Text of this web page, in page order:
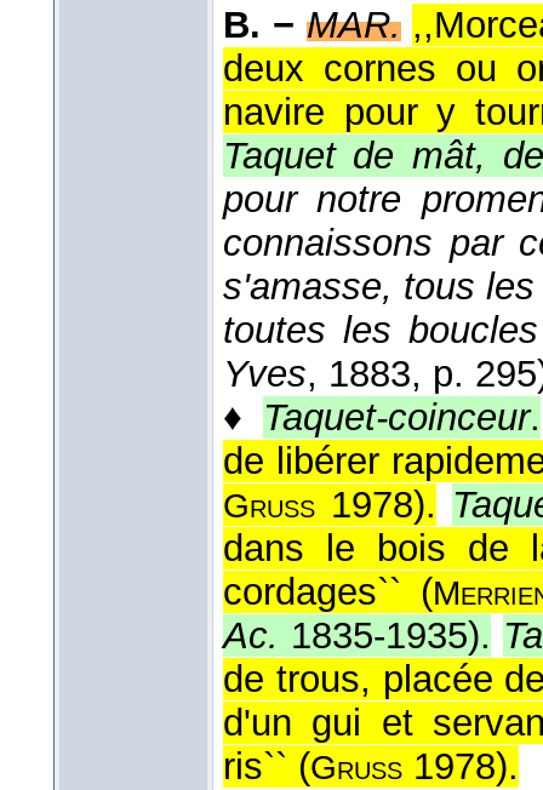
B. − MAR.
deux cornes ou
navire pour y
Taquet de mât,
pour notre
connaissons par
s'amasse, tous
toutes les
Yves, 1883, p.
♦ Taquet-coinceur.
de libérer
Gruss 1978).
dans le bois de
cordages`` (
Ac. 1835-1935).
de trous, placée
d'un gui et
ris`` (Gruss 1978).